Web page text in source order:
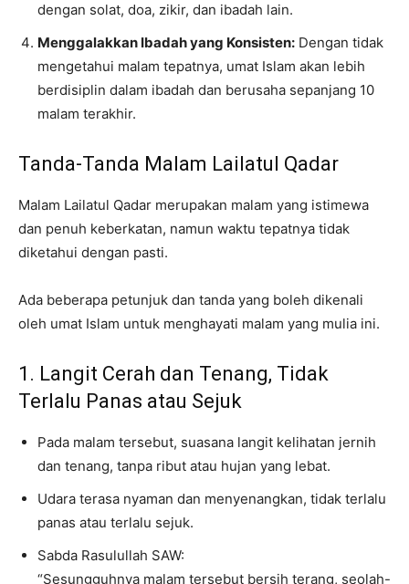
dengan solat, doa, zikir, dan ibadah lain.
Menggalakkan Ibadah yang Konsisten: Dengan tidak
mengetahui malam tepatnya, umat Islam akan lebih
berdisiplin dalam ibadah dan berusaha sepanjang 10
malam terakhir.
Tanda-Tanda Malam Lailatul Qadar
Malam Lailatul Qadar merupakan malam yang istimewa
dan penuh keberkatan, namun waktu tepatnya tidak
diketahui dengan pasti.
Ada beberapa petunjuk dan tanda yang boleh dikenali
oleh umat Islam untuk menghayati malam yang mulia ini.
1. Langit Cerah dan Tenang, Tidak
Terlalu Panas atau Sejuk
Pada malam tersebut, suasana langit kelihatan jernih
dan tenang, tanpa ribut atau hujan yang lebat.
Udara terasa nyaman dan menyenangkan, tidak terlalu
panas atau terlalu sejuk.
Sabda Rasulullah SAW:
“Sesungguhnya malam tersebut bersih terang, seolah-